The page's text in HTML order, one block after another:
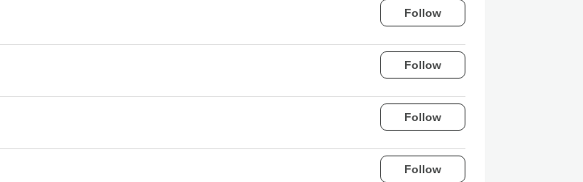
Follow
Follow
Follow
Follow